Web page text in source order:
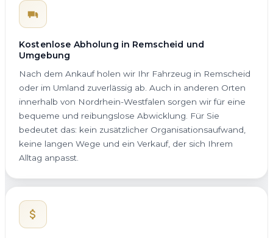
Kostenlose Abholung in Remscheid und
Umgebung
Nach dem Ankauf holen wir Ihr Fahrzeug in Remscheid
oder im Umland zuverlässig ab. Auch in anderen Orten
innerhalb von Nordrhein-Westfalen sorgen wir für eine
bequeme und reibungslose Abwicklung. Für Sie
bedeutet das: kein zusätzlicher Organisationsaufwand,
keine langen Wege und ein Verkauf, der sich Ihrem
Alltag anpasst.